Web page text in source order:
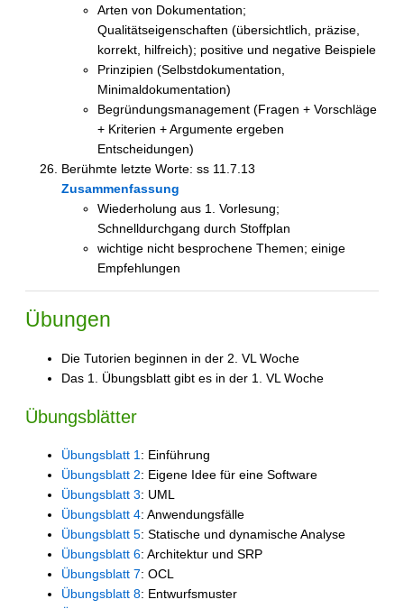
Arten von Dokumentation;
Qualitätseigenschaften (übersichtlich, präzise,
korrekt, hilfreich); positive und negative Beispiele
Prinzipien (Selbstdokumentation,
Minimaldokumentation)
Begründungsmanagement (Fragen + Vorschläge
+ Kriterien + Argumente ergeben
Entscheidungen)
Berühmte letzte Worte: ss 11.7.13
Zusammenfassung
Wiederholung aus 1. Vorlesung;
Schnelldurchgang durch Stoffplan
wichtige nicht besprochene Themen; einige
Empfehlungen
Übungen
Die Tutorien beginnen in der 2. VL Woche
Das 1. Übungsblatt gibt es in der 1. VL Woche
Übungsblätter
Übungsblatt 1 : Einführung
Übungsblatt 2: Eigene Idee für eine Software
Übungsblatt 3: UML
Übungsblatt 4: Anwendungsfälle
Übungsblatt 5: Statische und dynamische Analyse
Übungsblatt 6: Architektur und SRP
Übungsblatt 7: OCL
Übungsblatt 8: Entwurfsmuster